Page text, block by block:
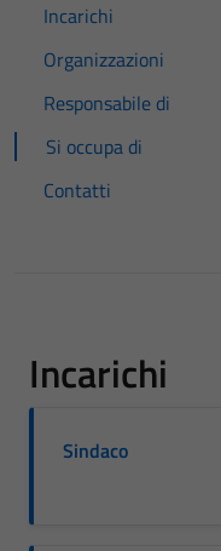
Incarichi
Organizzazioni
Responsabile di
Si occupa di
Contatti
Incarichi
Sindaco